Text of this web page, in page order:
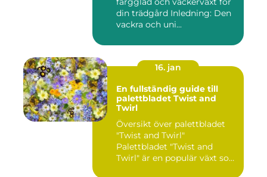
din trädgård Inledning: Den
vackra och uni...
16. jan
En fullständig guide till
palettbladet Twist and
Twirl
Översikt över palettbladet
"Twist and Twirl"
Palettbladet "Twist and
Twirl" är en populär växt som